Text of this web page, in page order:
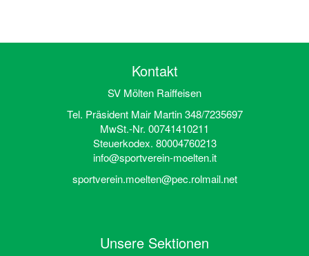
Kontakt
SV Mölten Raiffeisen
Tel. Präsident Mair Martin 348/7235697
MwSt.-Nr. 00741410211
Steuerkodex. 80004760213
info@sportverein-moelten.it
sportverein.moelten@pec.rolmail.net
Unsere Sektionen